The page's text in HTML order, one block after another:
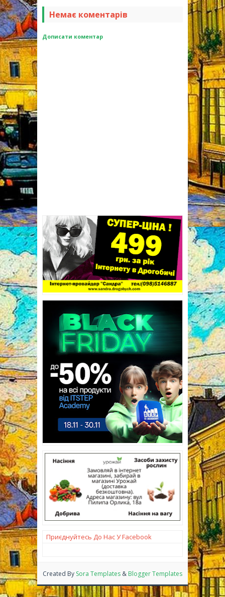
Немає коментарів
Дописати коментар
Приєднуйтесь До Нас У Facebook
Created By Sora Templates & Blogger Templates